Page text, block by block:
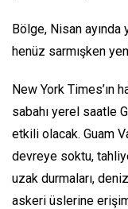
Bölge, Nisan ayında
henüz sarmışken
New York Times’ın
sabahı yerel saatle
etkili olacak. Guam
devreye soktu,
uzak durmaları,
askeri üslerine erişim